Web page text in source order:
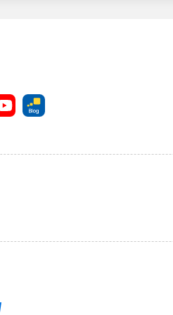
kolayca rezerve edin; pek
stresini ortadan kaldırıyor;
Merkezi bir konum,